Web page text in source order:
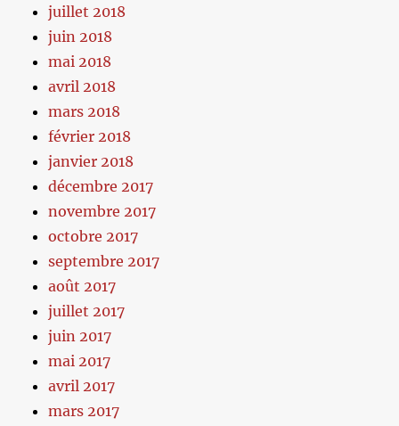
juillet 2018
juin 2018
mai 2018
avril 2018
mars 2018
février 2018
janvier 2018
décembre 2017
novembre 2017
octobre 2017
septembre 2017
août 2017
juillet 2017
juin 2017
mai 2017
avril 2017
mars 2017